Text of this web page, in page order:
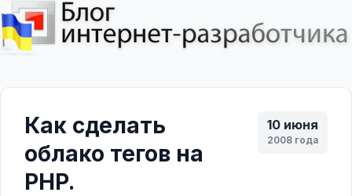
10 июня
2008 года
Как сделать
облако тегов на
PHP.